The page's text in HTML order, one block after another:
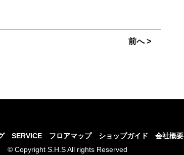
前へ >
SERVICE フロアマップ ショップガイド
会社概要
© Copyright S.H.S All rights Reserved